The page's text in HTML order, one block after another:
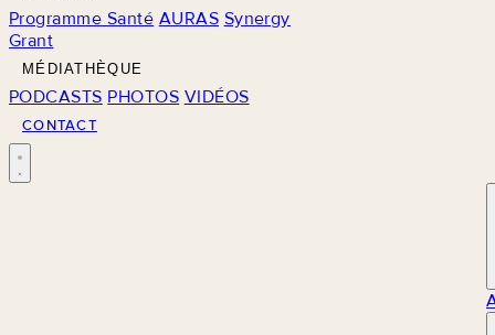
Programme Santé AURAS Synergy
Grant
MÉDIATHÈQUE
PODCASTS PHOTOS VIDÉOS
CONTACT